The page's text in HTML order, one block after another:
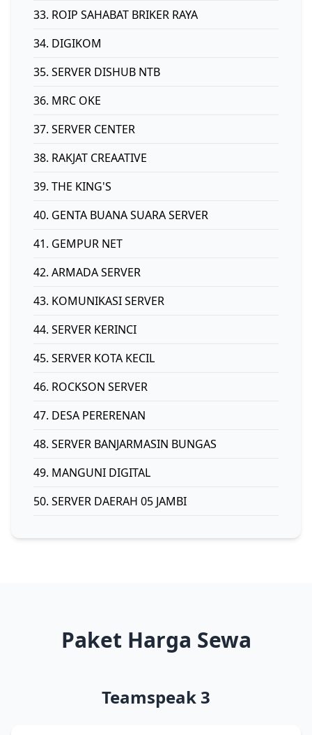
33. ROIP SAHABAT BRIKER RAYA
34. DIGIKOM
35. SERVER DISHUB NTB
36. MRC OKE
37. SERVER CENTER
38. RAKJAT CREAATIVE
39. THE KING'S
40. GENTA BUANA SUARA SERVER
41. GEMPUR NET
42. ARMADA SERVER
43. KOMUNIKASI SERVER
44. SERVER KERINCI
45. SERVER KOTA KECIL
46. ROCKSON SERVER
47. DESA PERERENAN
48. SERVER BANJARMASIN BUNGAS
49. MANGUNI DIGITAL
50. SERVER DAERAH 05 JAMBI
Paket Harga Sewa
Teamspeak 3